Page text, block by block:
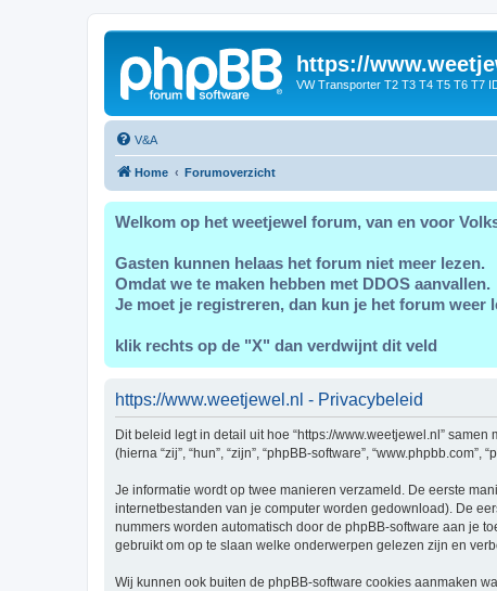
https://
VW Transporter T2 T3 T4 T5 T6 T7
V&A
Home Forumoverzicht
Welkom op het weetjewel forum, van en voor
Gasten kunnen helaas het forum niet meer lezen.
Omdat we te maken hebben met DDOS aanvallen.
Je moet je registreren, dan kun je het forum weer
klik rechts op de "X" dan verdwijnt dit veld
https://www.weetjewel.nl - Privacybeleid
Dit beleid legt in detail uit hoe “https://www.weetjewel.nl” samen
(hierna “zij”, “hun”, “zijn”, “phpBB-software”,
Je informatie wordt op twee manieren verzameld. De eerste
internetbestanden van je computer worden gedownload). De
nummers worden automatisch door de phpBB-software aan je
gebruikt om op te slaan welke onderwerpen gelezen zijn en
Wij kunnen ook buiten de phpBB-software cookies aanmaken